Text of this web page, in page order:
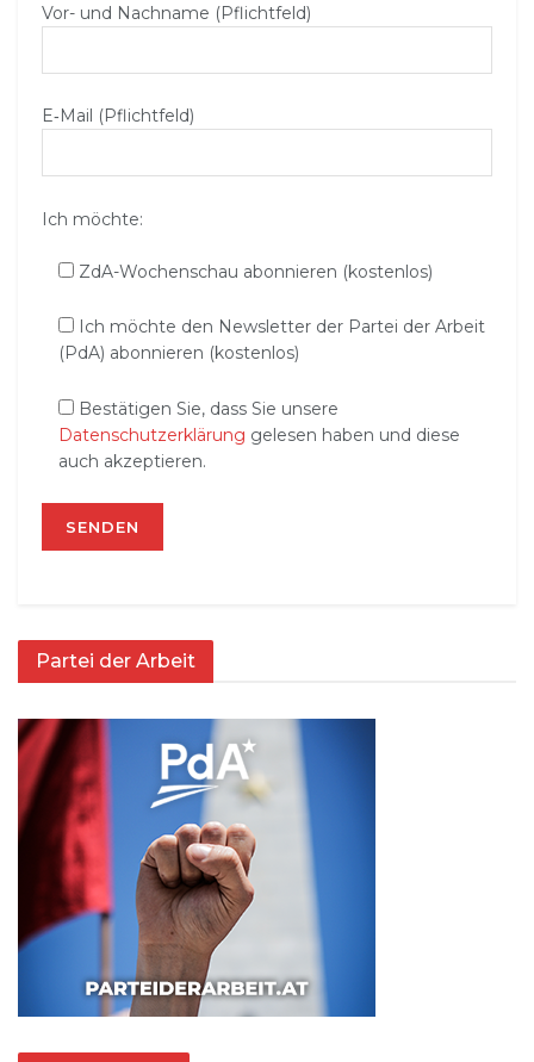
Vor- und Nachname (Pflichtfeld)
E‑Mail (Pflichtfeld)
Ich möchte:
ZdA-Wochenschau abonnieren (kostenlos)
Ich möchte den Newsletter der Partei der Arbeit
(PdA) abonnieren (kostenlos)
Bestätigen Sie, dass Sie unsere
Datenschutzerklärung gelesen haben und diese
auch akzeptieren.
Partei der Arbeit